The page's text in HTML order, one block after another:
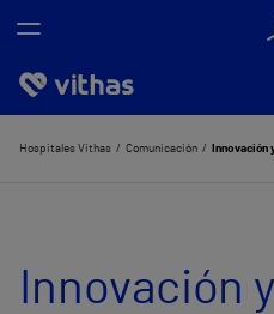
Nosotros
Hospitales Vithas Comunicación Innovación
Innovación